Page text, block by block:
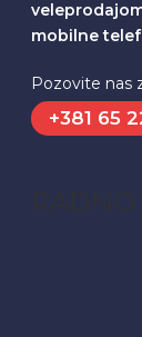
mobilne
Pozovite nas
+381 65
RADNO